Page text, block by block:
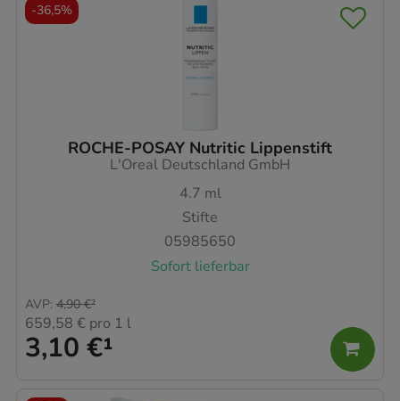
ROCHE-POSAY Nutritic Lippenstift
L'Oreal Deutschland GmbH
4.7 ml
Stifte
05985650
Sofort lieferbar
3,10 €¹
AVP: 4,90 €²
659,58 € pro 1 l
-36,5%